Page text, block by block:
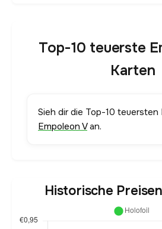
Top-10 teuerste
Karten
Sieh dir die Top-10 teuersten
Empoleon Van.
Historische